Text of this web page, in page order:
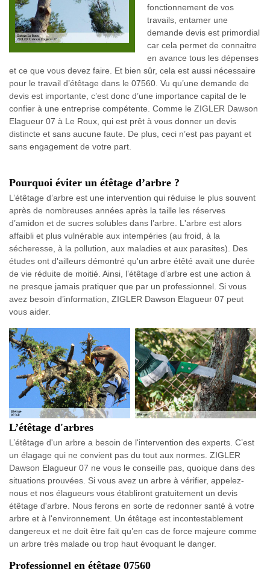
fonctionnement de vos
travails, entamer une
demande devis est primordial
car cela permet de connaitre
en avance tous les dépenses
et ce que vous devez faire. Et bien sûr, cela est aussi nécessaire
pour le travail d’étêtage dans le 07560. Vu qu’une demande de
devis est importante, c’est donc d’une importance capital de le
confier à une entreprise compétente. Comme le ZIGLER Dawson
Elagueur 07 à Le Roux, qui est prêt à vous donner un devis
distincte et sans aucune faute. De plus, ceci n’est pas payant et
sans engagement de votre part.
Pourquoi éviter un étêtage d’arbre ?
L’étêtage d’arbre est une intervention qui réduise le plus souvent
après de nombreuses années après la taille les réserves
d’amidon et de sucres solubles dans l’arbre. L'arbre est alors
affaibli et plus vulnérable aux intempéries (au froid, à la
sécheresse, à la pollution, aux maladies et aux parasites). Des
études ont d'ailleurs démontré qu'un arbre étêté avait une durée
de vie réduite de moitié. Ainsi, l’étêtage d’arbre est une action à
ne presque jamais pratiquer que par un professionnel. Si vous
avez besoin d’information, ZIGLER Dawson Elagueur 07 peut
vous aider.
L’étêtage d'arbres
L’étêtage d'un arbre a besoin de l'intervention des experts. C’est
un élagage qui ne convient pas du tout aux normes. ZIGLER
Dawson Elagueur 07 ne vous le conseille pas, quoique dans des
situations prouvées. Si vous avez un arbre à vérifier, appelez-
nous et nos élagueurs vous établiront gratuitement un devis
étêtage d'arbre. Nous ferons en sorte de redonner santé à votre
arbre et à l'environnement. Un étêtage est incontestablement
dangereux et ne doit être fait qu’en cas de force majeure comme
un arbre très malade ou trop haut évoquant le danger.
Professionnel en étêtage 07560